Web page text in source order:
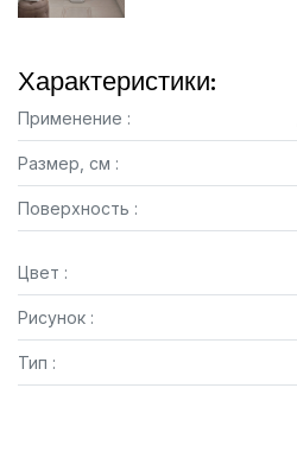
Характеристики:
Применение :
Размер, см :
Поверхность :
Цвет :
Рисунок :
Тип :